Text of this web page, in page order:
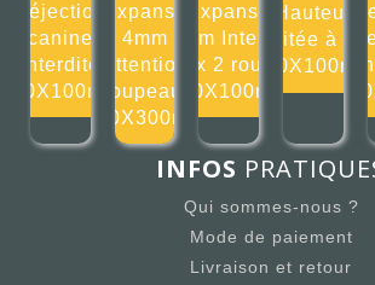
Déjection
canine
interdite
100X100mm
Expansé
4mm
Attention
troupeaux
300X300mm
Expansé
4mm Interdit
aux 2 roues
100X100mm
Hauteur
limitée à 3m
100X100mm
INFOS
Qui sommes-nous ?
Mode de paiement
Livraison et retour